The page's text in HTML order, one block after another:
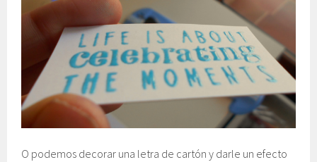
O podemos decorar una letra de cartón y darle un efecto